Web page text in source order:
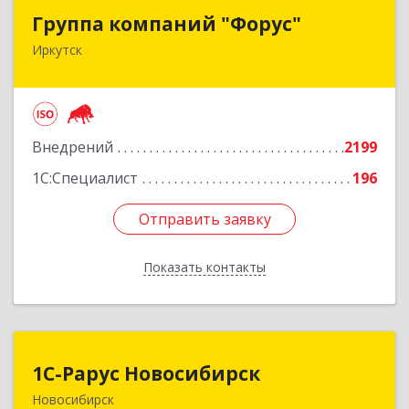
Группа компаний "Форус"
Иркутск
Внедрений
2199
1С:Специалист
196
Отправить заявку
Показать контакты
Группа компаний "Форус"
664007, Иркутская обл, Иркутск г, Ямская ул,
Отправить заявку
Назад
1С-Рарус Новосибирск
Новосибирск
1С-Рарус Новосибирск
630015, Новосибирская обл, Новосибирск г,